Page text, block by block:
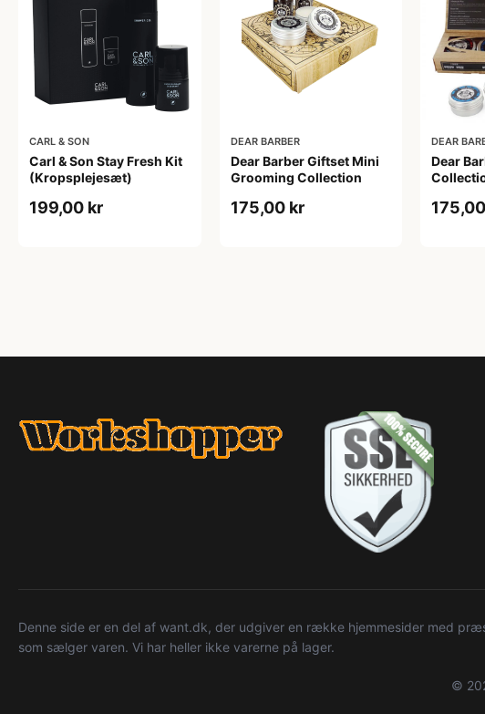
CARL & SON
Carl & Son Stay Fresh Kit
(Kropsplejesæt)
199,00 kr
DEAR BARBER
Dear Barber Giftset Mini
Grooming Collection
175,00 kr
DEAR
Dear
Denne side er en del af want.dk, der udgiver en række hjemmesider med
som sælger varen. Vi har heller ikke varerne på lager.
©